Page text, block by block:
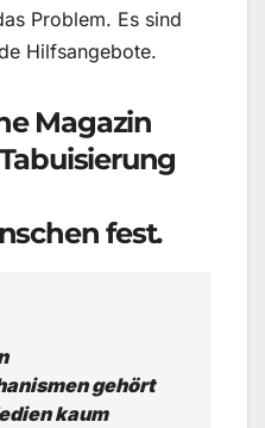
Problem. Es sind
Hilfsangebote.
Magazin
fest.
gehört
kaum